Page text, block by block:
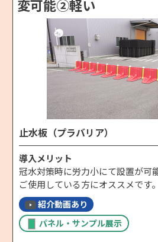
変可能②軽い
止水板（プラバリア）
導入メリット
冠水対策時に労力小にて設置が可
ご使用している方にオススメです。
紹介動画あり
パネル・サンプル展示